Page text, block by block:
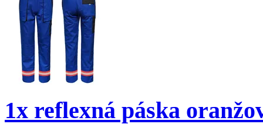
1x reflexná páska